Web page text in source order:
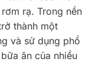
rạ. Trong nền
thành một
và sử dụng phổ
ăn của nhiều